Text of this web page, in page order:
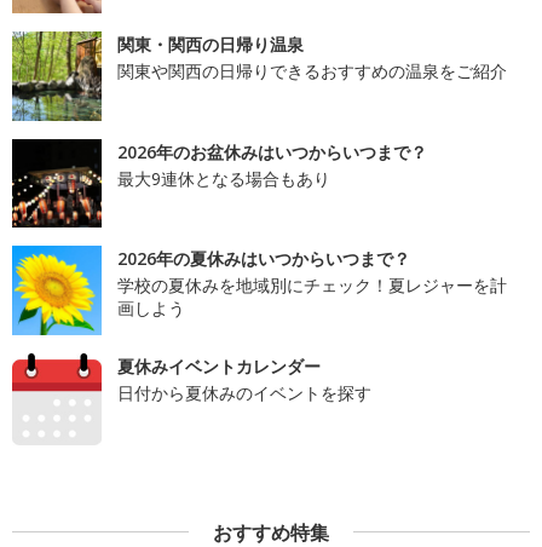
関東・関西の日帰り温泉
関東や関西の日帰りできるおすすめの温泉をご紹介
2026年のお盆休みはいつからいつまで？
最大9連休となる場合もあり
2026年の夏休みはいつからいつまで？
学校の夏休みを地域別にチェック！夏レジャーを計
画しよう
夏休みイベントカレンダー
日付から夏休みのイベントを探す
おすすめ特集